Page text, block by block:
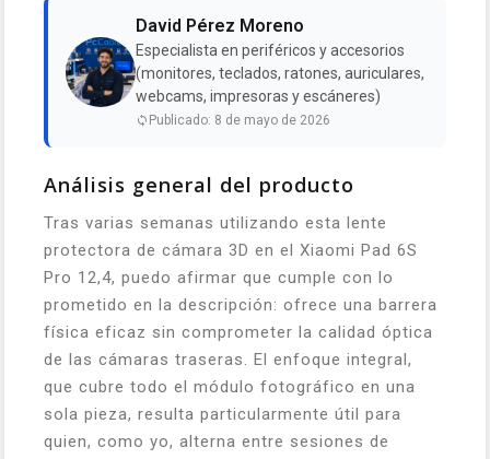
David Pérez Moreno
Especialista en periféricos y accesorios
(monitores, teclados, ratones, auriculares,
webcams, impresoras y escáneres)
Publicado: 8 de mayo de 2026
Análisis general del producto
Tras varias semanas utilizando esta lente
protectora de cámara 3D en el Xiaomi Pad 6S
Pro 12,4, puedo afirmar que cumple con lo
prometido en la descripción: ofrece una barrera
física eficaz sin comprometer la calidad óptica
de las cámaras traseras. El enfoque integral,
que cubre todo el módulo fotográfico en una
sola pieza, resulta particularmente útil para
quien, como yo, alterna entre sesiones de